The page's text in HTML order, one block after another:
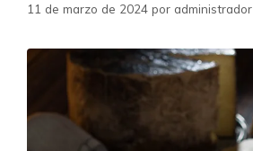
11 de marzo de 2024 por administrador